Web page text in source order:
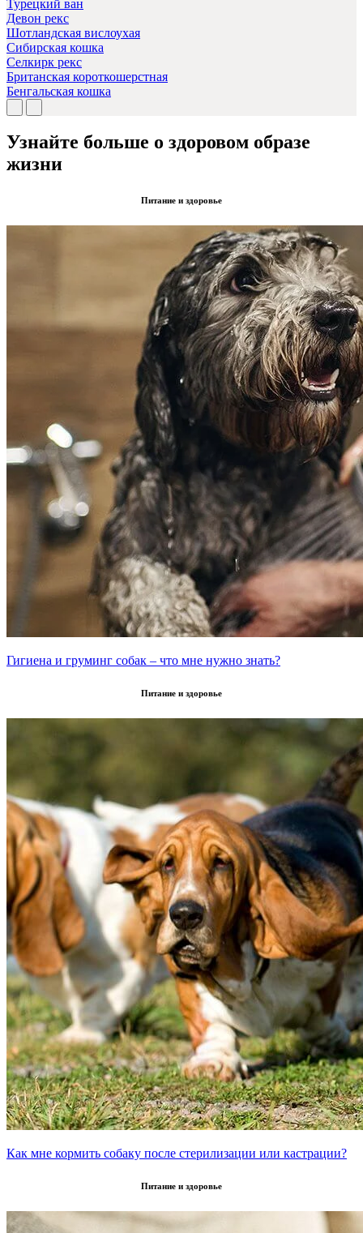
Турецкий ван
Девон рекс
Шотландская вислоухая
Сибирская кошка
Селкирк рекс
Британская короткошерстная
Бенгальская кошка
Узнайте больше о здоровом образе
жизни
Питание и здоровье
Гигиена и груминг собак – что мне нужно знать?
Питание и здоровье
Как мне кормить собаку после стерилизации или кастрации?
Питание и здоровье